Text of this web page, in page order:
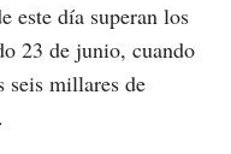
este día superan los
23 de junio, cuando
seis millares de